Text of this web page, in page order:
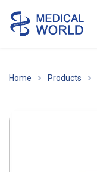
Home Products